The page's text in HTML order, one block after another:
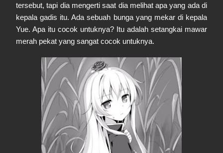
tersebut, tapi dia mengerti saat dia melihat apa yang ada di
kepala gadis itu. Ada sebuah bunga yang mekar di kepala
Yue. Apa itu cocok untuknya? Itu adalah setangkai mawar
merah pekat yang sangat cocok untuknya.